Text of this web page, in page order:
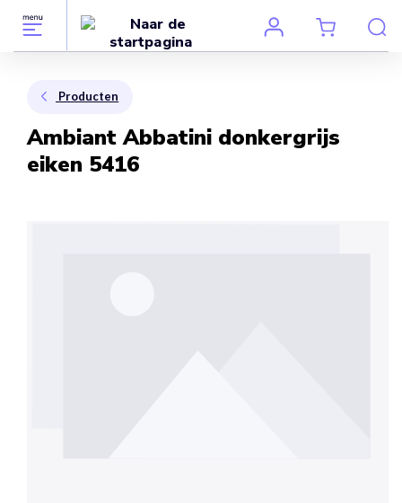
Producten
Ambiant Abbatini donkergrijs
eiken 5416